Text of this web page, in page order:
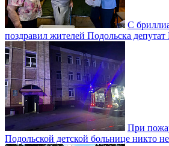
С
поздравил жителей Подольска
При
Подольской детской больнице никто